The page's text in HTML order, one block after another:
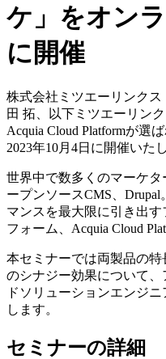
ケ」をオン
に開催
株式会社ミツエーリンク
田 拓、以下ミツエーリン
Acquia Cloud Platformが選
2023年10月4日に開催いた
世界中で数多くのマーケ
ープンソースCMS、
マンスを最大限に引き出
フォーム、Acquia Cloud
本セミナーでは両製品の
のシナジー効果について
ドソリューションエンジ
します。
セミナーの詳細